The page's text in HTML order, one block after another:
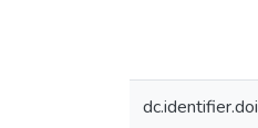
dc.identifier.doi